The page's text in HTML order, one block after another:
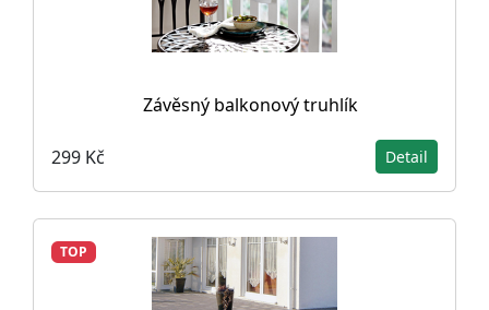
Závěsný balkonový truhlík
299 Kč Detail
TOP